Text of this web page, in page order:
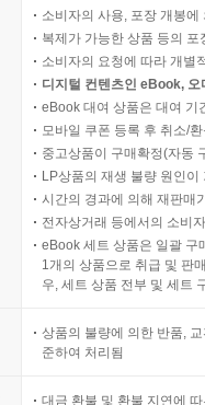
소비자의 사용, 포장 개봉
복제가 가능한 상품 등의
소비자의 요청에 따라 개별
디지털 컨텐츠인 eBook,
eBook 대여 상품은 대여 기
모바일 쿠폰 등록 후 취소/
중고상품이 구매확정(자동
LP상품의 재생 불량 원인
시간의 경과에 의해 재판매
전자상거래 등에서의 소비
eBook 세트 상품은 일괄 구
1개의 상품으로 취급 및 판
우, 세트 상품 전부 및 세트
상품의 불량에 의한 반품,
준하여 처리됨
대금 환불 및 환불 지연에